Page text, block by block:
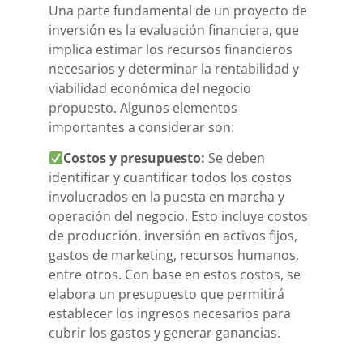
Una parte fundamental de un proyecto de
inversión es la evaluación financiera, que
implica estimar los recursos financieros
necesarios y determinar la rentabilidad y
viabilidad económica del negocio
propuesto. Algunos elementos
importantes a considerar son:
Costos y presupuesto: Se deben
identificar y cuantificar todos los costos
involucrados en la puesta en marcha y
operación del negocio. Esto incluye costos
de producción, inversión en activos fijos,
gastos de marketing, recursos humanos,
entre otros. Con base en estos costos, se
elabora un presupuesto que permitirá
establecer los ingresos necesarios para
cubrir los gastos y generar ganancias.